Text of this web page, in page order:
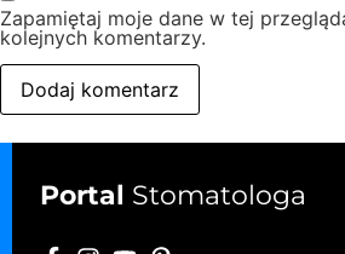
Zapamiętaj moje dane w tej
kolejnych komentarzy.
Portal Stomatologa